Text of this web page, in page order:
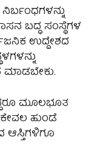
ಬದ್ಧ ಸಂಸ್ಥೆಗಳ
ಉದ್ದೇಶದ
ಮೂಲಭೂತ
ಹುಂಡೆ